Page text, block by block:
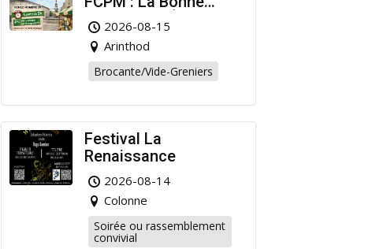
Affaire de l’Été à
Arinthod !
2026-08-15
Arinthod
Brocante/Vide-Greniers
Festival La
Renaissance
2026-08-14
Colonne
Soirée ou rassemblement
convivial